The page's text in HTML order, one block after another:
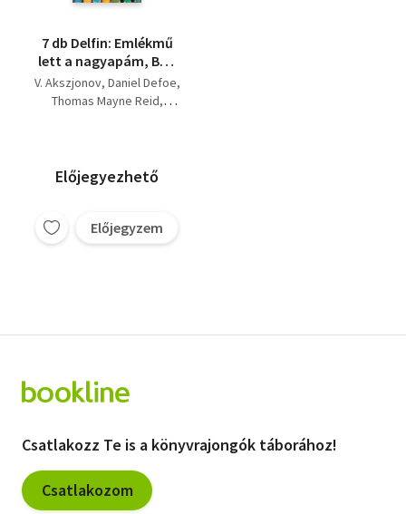
7 db Delfin: Emlékmű
lett a nagyapám, Bob
kapitány, A fehér
törzsfőnök, A medve-
V. Akszjonov Daniel Defoe
Thomas Mayne Reid
Előjegyezhető
Előjegyzem
Csatlakozz Te is a könyvrajongók táborához!
Csatlakozom